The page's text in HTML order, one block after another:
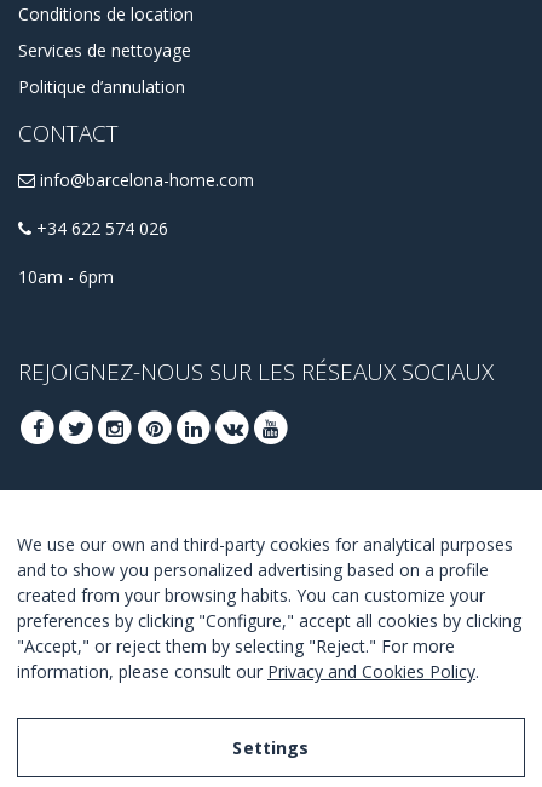
Conditions de location
Services de nettoyage
Politique d’annulation
CONTACT
info@barcelona-home.com
+34 622 574 026
10am - 6pm
REJOIGNEZ-NOUS SUR LES RÉSEAUX SOCIAUX
MEILLEURES OFFRES
JOINDRE
Je suis d´accord avec les termes et conditions.
We use our own and third-party cookies for analytical purposes
and to show you personalized advertising based on a profile
created from your browsing habits. You can customize your
preferences by clicking "Configure," accept all cookies by clicking
"Accept," or reject them by selecting "Reject." For more
information, please consult our Privacy and Cookies Policy.
Settings
Legal Notice